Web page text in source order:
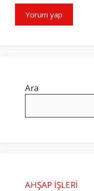
Ara
AHŞAP İŞLERİ